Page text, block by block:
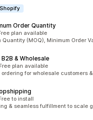
Order Quantity
plan available
Quantity (MOQ), Minimum Order
& Wholesale
價
Free plan available
ordering for wholesale customers
to install
& seamless fulfillment to scale